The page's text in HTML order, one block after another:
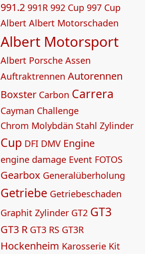
991.2 991R 992 Cup 997 Cup
Albert Albert Motorschaden
Albert Motorsport
Albert Porsche Assen
Auftraktrennen Autorennen
Boxster Carbon Carrera
Cayman Challenge
Chrom Molybdän Stahl Zylinder
Cup DFI DMV Engine
engine damage Event FOTOS
Gearbox Generalüberholung
Getriebe Getriebeschaden
Graphit Zylinder GT2 GT3
GT3 R GT3 RS GT3R
Hockenheim Karosserie Kit